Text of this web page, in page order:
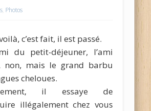
, Photos
c’est fait, il est passé.
du petit-déjeuner, l’ami
non, mais le grand barbu
cheloues.
il essaye de
illégalement chez vous